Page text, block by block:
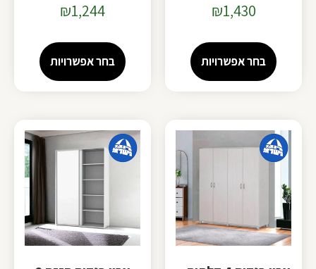
₪1,430
בחר אפשרויות
₪1,244
בחר אפשרויות